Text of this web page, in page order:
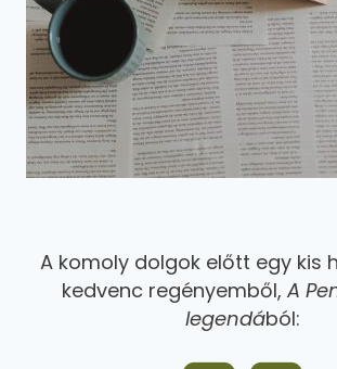
A komoly dolgok előtt egy kis
kedvenc regényemből, A
legendából: